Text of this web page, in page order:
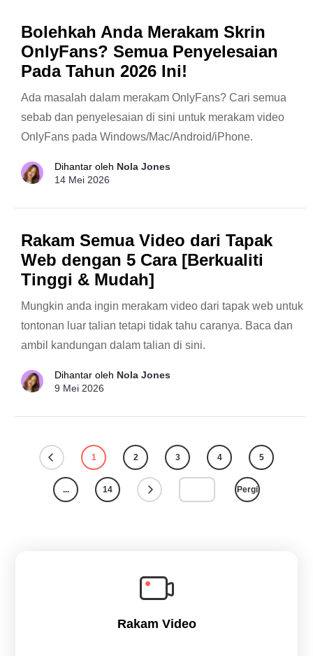
Bolehkah Anda Merakam Skrin
OnlyFans? Semua Penyelesaian
Pada Tahun 2026 Ini!
Ada masalah dalam merakam OnlyFans? Cari semua
sebab dan penyelesaian di sini untuk merakam video
OnlyFans pada Windows/Mac/Android/iPhone.
Dihantar oleh Nola Jones
14 Mei 2026
Rakam Semua Video dari Tapak
Web dengan 5 Cara [Berkualiti
Tinggi & Mudah]
Mungkin anda ingin merakam video dari tapak web untuk
tontonan luar talian tetapi tidak tahu caranya. Baca dan
ambil kandungan dalam talian di sini.
Dihantar oleh Nola Jones
9 Mei 2026
1 2 3 4 5
... 14 Pergi
Rakam Video